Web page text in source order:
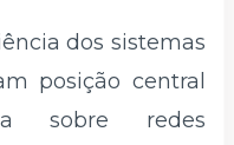
dos sistemas
posição central
sobre redes